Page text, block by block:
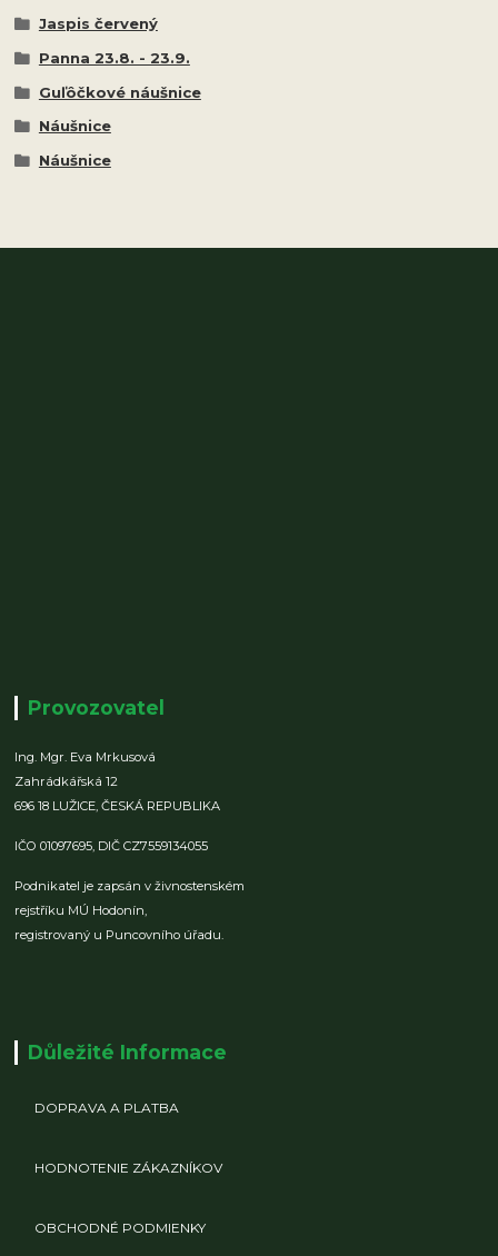
Jaspis červený
Panna 23.8. - 23.9.
Guľôčkové náušnice
Náušnice
Náušnice
Provozovatel
Ing. Mgr. Eva Mrkusová
Zahrádkářská 12
696 18 LUŽICE,ČESKÁ REPUBLIKA
IČO 01097695, DIČ CZ7559134055
Podnikatel je zapsán v živnostenském
rejstříku MÚ Hodonín,
registrovaný u Puncovního úřadu.
Důležité Informace
DOPRAVA A PLATBA
HODNOTENIE ZÁKAZNÍKOV
OBCHODNÉ PODMIENKY